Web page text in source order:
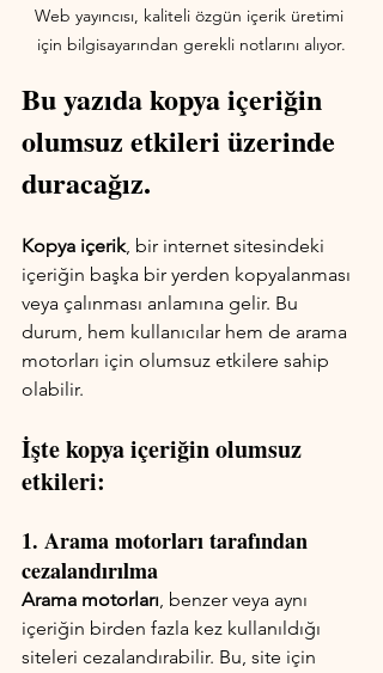
Web yayıncısı, kaliteli özgün içerik üretimi
için bilgisayarından gerekli notlarını alıyor.
Bu yazıda kopya içeriğin
olumsuz etkileri üzerinde
duracağız.
Kopya içerik, bir internet sitesindeki
içeriğin başka bir yerden kopyalanması
veya çalınması anlamına gelir. Bu
durum, hem kullanıcılar hem de arama
motorları için olumsuz etkilere sahip
olabilir.
İşte kopya içeriğin olumsuz
etkileri:
1. Arama motorları tarafından
cezalandırılma
Arama motorları, benzer veya aynı
içeriğin birden fazla kez kullanıldığı
siteleri cezalandırabilir. Bu, site için